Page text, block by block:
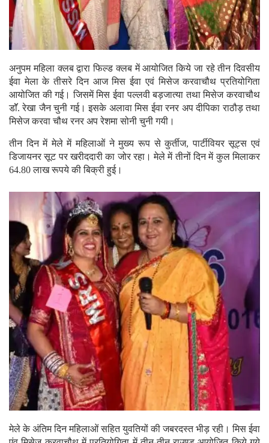
अनुपम महिला क्लब द्वारा फिल्ड क्लब में आयोजित किये जा रहे तीन दिवसीय
ईवा मेला के तीसरे दिन आज मिस ईवा एवं मिसेज करवाचौथ प्रतियोगिता
आयोजित की गई। जिसमें मिस ईवा पल्लवी बड़जात्या तथा मिसेज करवाचौथ
डॉॅ. रेखा जैन चुनी गई। इसके अलावा मिस ईवा रनर अप दीपिका राठौड़ तथा
मिसेज करवा चौथ रनर अप रेशमा सोनी चुनी गयी।
तीन दिन में मेले में महिलाओं ने मुख्य रूप से कुर्तीज, पार्टीवियर सूट्स एवं
डिजायनर सूट पर खरीददारी का जोर रहा। मेले में तीनों दिन में कुल मिलाकर
64.80 लाख रूपये की बिक्री हुई।
मेले के अंतिम दिन महिलाओं सहित युवतियों की जबरदस्त भीड़ रही। मिस ईवा